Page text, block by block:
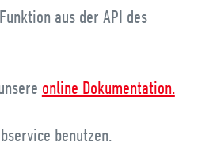
aus der API des
online Dokumentation.
benutzen.